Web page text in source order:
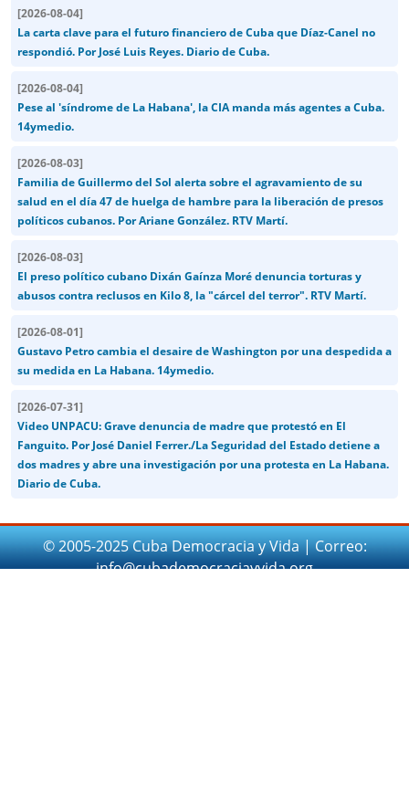
[2026-08-04]
La carta clave para el futuro financiero de Cuba que Díaz-Canel no
respondió. Por José Luis Reyes. Diario de Cuba.
[2026-08-04]
Pese al 'síndrome de La Habana', la CIA manda más agentes a Cuba.
14ymedio.
[2026-08-03]
Familia de Guillermo del Sol alerta sobre el agravamiento de su
salud en el día 47 de huelga de hambre para la liberación de presos
políticos cubanos. Por Ariane González. RTV Martí.
[2026-08-03]
El preso político cubano Dixán Gaínza Moré denuncia torturas y
abusos contra reclusos en Kilo 8, la "cárcel del terror". RTV Martí.
[2026-08-01]
Gustavo Petro cambia el desaire de Washington por una despedida a
su medida en La Habana. 14ymedio.
[2026-07-31]
Video UNPACU: Grave denuncia de madre que protestó en El
Fanguito. Por José Daniel Ferrer./La Seguridad del Estado detiene a
dos madres y abre una investigación por una protesta en La Habana.
Diario de Cuba.
© 2005-2025 Cuba Democracia y Vida | Correo:
info@cubademocraciayvida.org